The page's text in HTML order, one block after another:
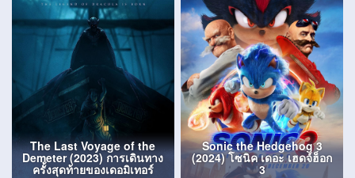
The Last Voyage of the
Demeter (2023) การเดินทาง
ครั้งสุดท้ายของเดอมิเทอร์
Sonic the Hedgehog 3
(2024) โซนิค เดอะ เฮดจ์ฮ็อก
3